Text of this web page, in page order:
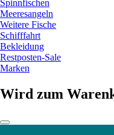
Spinnfischen
Meeresangeln
Weitere Fische
Schifffahrt
Bekleidung
Restposten-Sale
Marken
Wird zum